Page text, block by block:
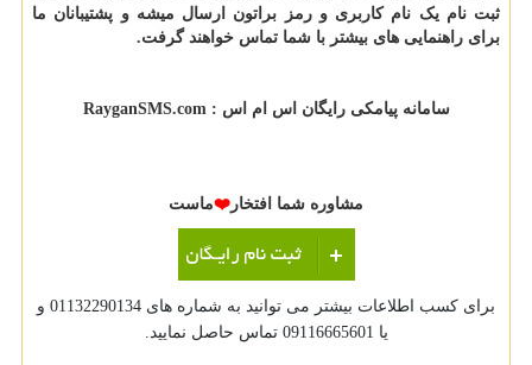
ثبت نام یک نام کاربری و رمز براتون ارسال میشه و پشتیبانان ما
برای راهنمایی های بیشتر با شما تماس خواهند گرفت.
سامانه پیامکی رایگان اس ام اس : RayganSMS.com
مشاوره شما افتخار ❤️ماست
برای کسب اطلاعات بیشتر می توانید به شماره های 01132290134 و
یا 09116665601 تماس حاصل نمایید.